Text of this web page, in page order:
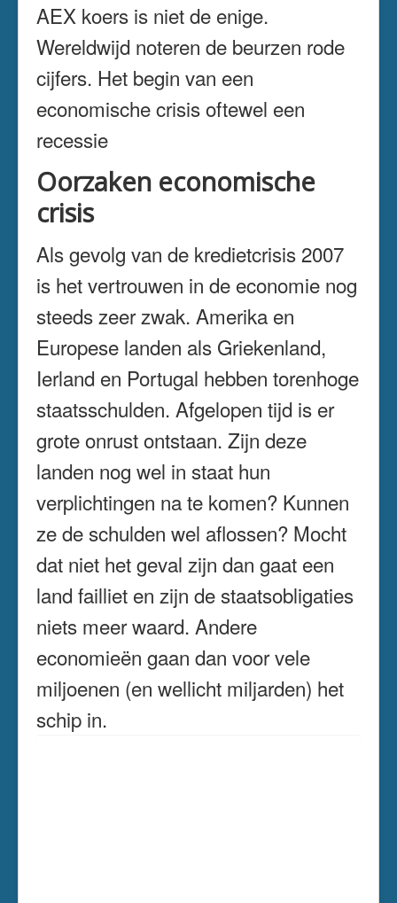
AEX koers is niet de enige.
Wereldwijd noteren de beurzen rode
cijfers. Het begin van een
economische crisis oftewel een
recessie
Oorzaken economische
crisis
Als gevolg van de kredietcrisis 2007
is het vertrouwen in de economie nog
steeds zeer zwak. Amerika en
Europese landen als Griekenland,
Ierland en Portugal hebben torenhoge
staatsschulden. Afgelopen tijd is er
grote onrust ontstaan. Zijn deze
landen nog wel in staat hun
verplichtingen na te komen? Kunnen
ze de schulden wel aflossen? Mocht
dat niet het geval zijn dan gaat een
land failliet en zijn de staatsobligaties
niets meer waard. Andere
economieën gaan dan voor vele
miljoenen (en wellicht miljarden) het
schip in.